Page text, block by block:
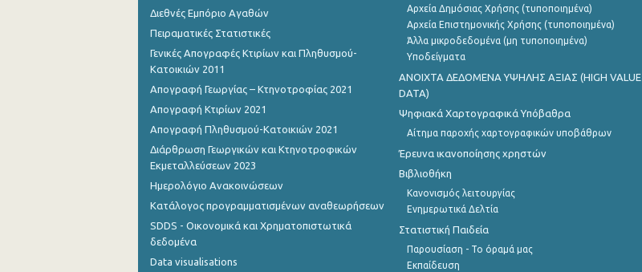
Διεθνές Εμπόριο Αγαθών
Πειραματικές Στατιστικές
Γενικές Απογραφές Κτιρίων και Πληθυσμού-
Κατοικιών 2011
Απογραφή Γεωργίας – Κτηνοτροφίας 2021
Απογραφή Κτιρίων 2021
Απογραφή Πληθυσμού-Κατοικιών 2021
Διάρθρωση Γεωργικών και Κτηνοτροφικών
Εκμεταλλεύσεων 2023
Ημερολόγιο Ανακοινώσεων
Κατάλογος προγραμματισμένων αναθεωρήσεων
SDDS - Οικονομικά και Χρηματοπιστωτικά
δεδομένα
Data visualisations
Αρχεία Δημόσιας Χρήσης (τυποποιημένα)
Αρχεία Επιστημονικής Χρήσης (τυποποιημένα)
Άλλα μικροδεδομένα (μη τυποποιημένα)
Υποδείγματα
ANOIXTA ΔΕΔΟΜΕΝΑ ΥΨΗΛΗΣ ΑΞΙΑΣ (HIGH VALUE
DATA)
Ψηφιακά Χαρτογραφικά Υπόβαθρα
Αίτημα παροχής χαρτογραφικών υποβάθρων
Έρευνα ικανοποίησης χρηστών
Βιβλιοθήκη
Κανονισμός λειτουργίας
Ενημερωτικά Δελτία
Στατιστική Παιδεία
Παρουσίαση - Το όραμά μας
Εκπαίδευση